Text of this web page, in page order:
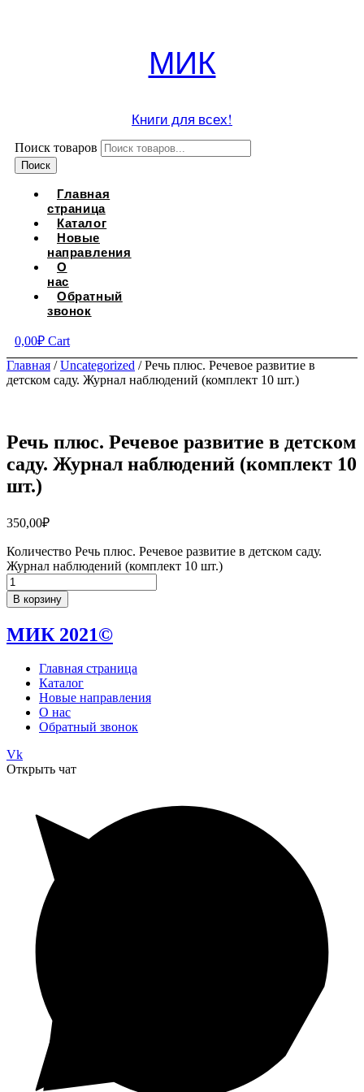
МИК
Книги для всех!
Поиск товаров
Поиск
Главная
страница
Каталог
Новые
направления
О
нас
Обратный
звонок
0,00₽ Cart
Главная /Uncategorized / Речь плюс. Речевое развитие в
детском саду. Журнал наблюдений (комплект 10 шт.)
Речь плюс. Речевое развитие в детском
саду. Журнал наблюдений (комплект 10
шт.)
350,00₽
Количество Речь плюс. Речевое развитие в детском саду.
Журнал наблюдений (комплект 10 шт.)
В корзину
МИК 2021©
Главная страница
Каталог
Новые направления
О нас
Обратный звонок
Vk
Открыть чат